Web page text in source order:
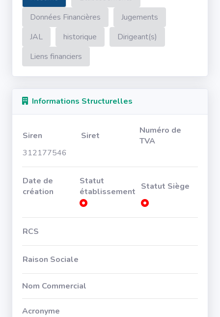
Données Financières
Jugements
JAL
historique
Dirigeant(s)
Liens financiers
Informations Structurelles
Siren Siret
Numéro de
TVA
312177546
Date de
création
Statut
établissement Statut Siège
RCS
Raison Sociale
Nom Commercial
Acronyme